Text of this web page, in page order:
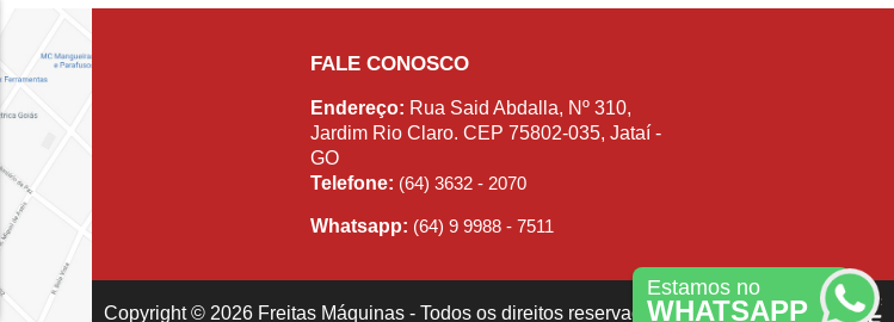
Estamos no
WHATSAPP
FALE CONOSCO
Endereço: Rua Said Abdalla, Nº 310,
Jardim Rio Claro. CEP 75802-035, Jataí -
GO
Telefone: (64) 3632 - 2070
Whatsapp: (64) 9 9988 - 7511
Copyright © 2026 Freitas Máquinas - Todos os direitos reservados